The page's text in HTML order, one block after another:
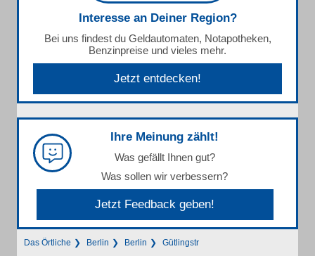
Interesse an Deiner Region?
Bei uns findest du Geldautomaten, Notapotheken,
Benzinpreise und vieles mehr.
Jetzt entdecken!
Ihre Meinung zählt!
Was gefällt Ihnen gut?
Was sollen wir verbessern?
Jetzt Feedback geben!
Das Örtliche Berlin Berlin Gütlingstr